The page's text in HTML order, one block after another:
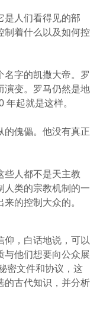
是人们看得见的部
制着什么以及如何控
名字的凯撒大帝。罗
演变。罗马仍然是地
起就是这样。
的傀儡。他没有真正
些人都不是天主教
人类的宗教机制的一
的控制大众的。
仰，白话地说，可以
与他们想要向公众展
密文件和协议，这
的古代知识，并分析